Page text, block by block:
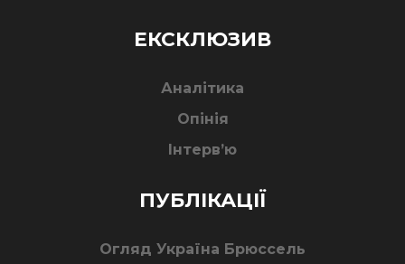
ЕКСКЛЮЗИВ
Аналітика
Опінія
Інтерв’ю
ПУБЛІКАЦІЇ
Огляд Україна Брюссель